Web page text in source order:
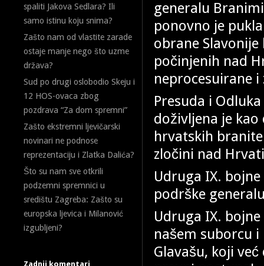
spaliti Jakova Sedlara? Ili
samo istinu koju snima?
Zašto nam od vlastite zarade
ostaje manje nego što uzme
država?
Sud po drugi oslobodio Skeju i
12 HOS-ovaca zbog
pozdrava “Za dom spremni”
Zašto ekstremni ljevičarski
novinari ne podnose
reprezentaciju i Zlatka Dalića?
Što su nam sve otkrili
podzemni spremnici u
središtu Zagreba: Zašto su
europska ljevica i Milanović
izgubljeni?
Zadnji komentari
generalu
ponovno je
obrane
počinjenih nad
neprocesuirane
Presuda i
doživljena je
hrvatskih
zločini nad
Udruga IX.
podrške
Udruga IX.
našem suborcu
Glavašu, koji